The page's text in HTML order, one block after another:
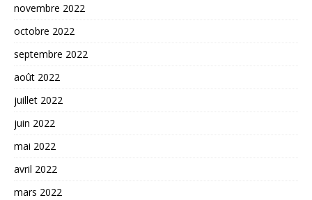
novembre 2022
octobre 2022
septembre 2022
août 2022
juillet 2022
juin 2022
mai 2022
avril 2022
mars 2022